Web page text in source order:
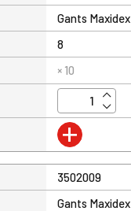
Gants Maxidex
8
× 10
+
3502009
Gants Maxidex